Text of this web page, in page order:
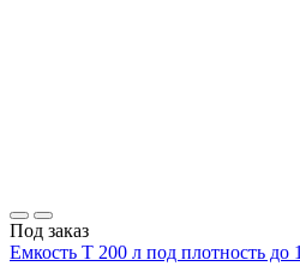
Под заказ
Емкость T 200 л под плотность до